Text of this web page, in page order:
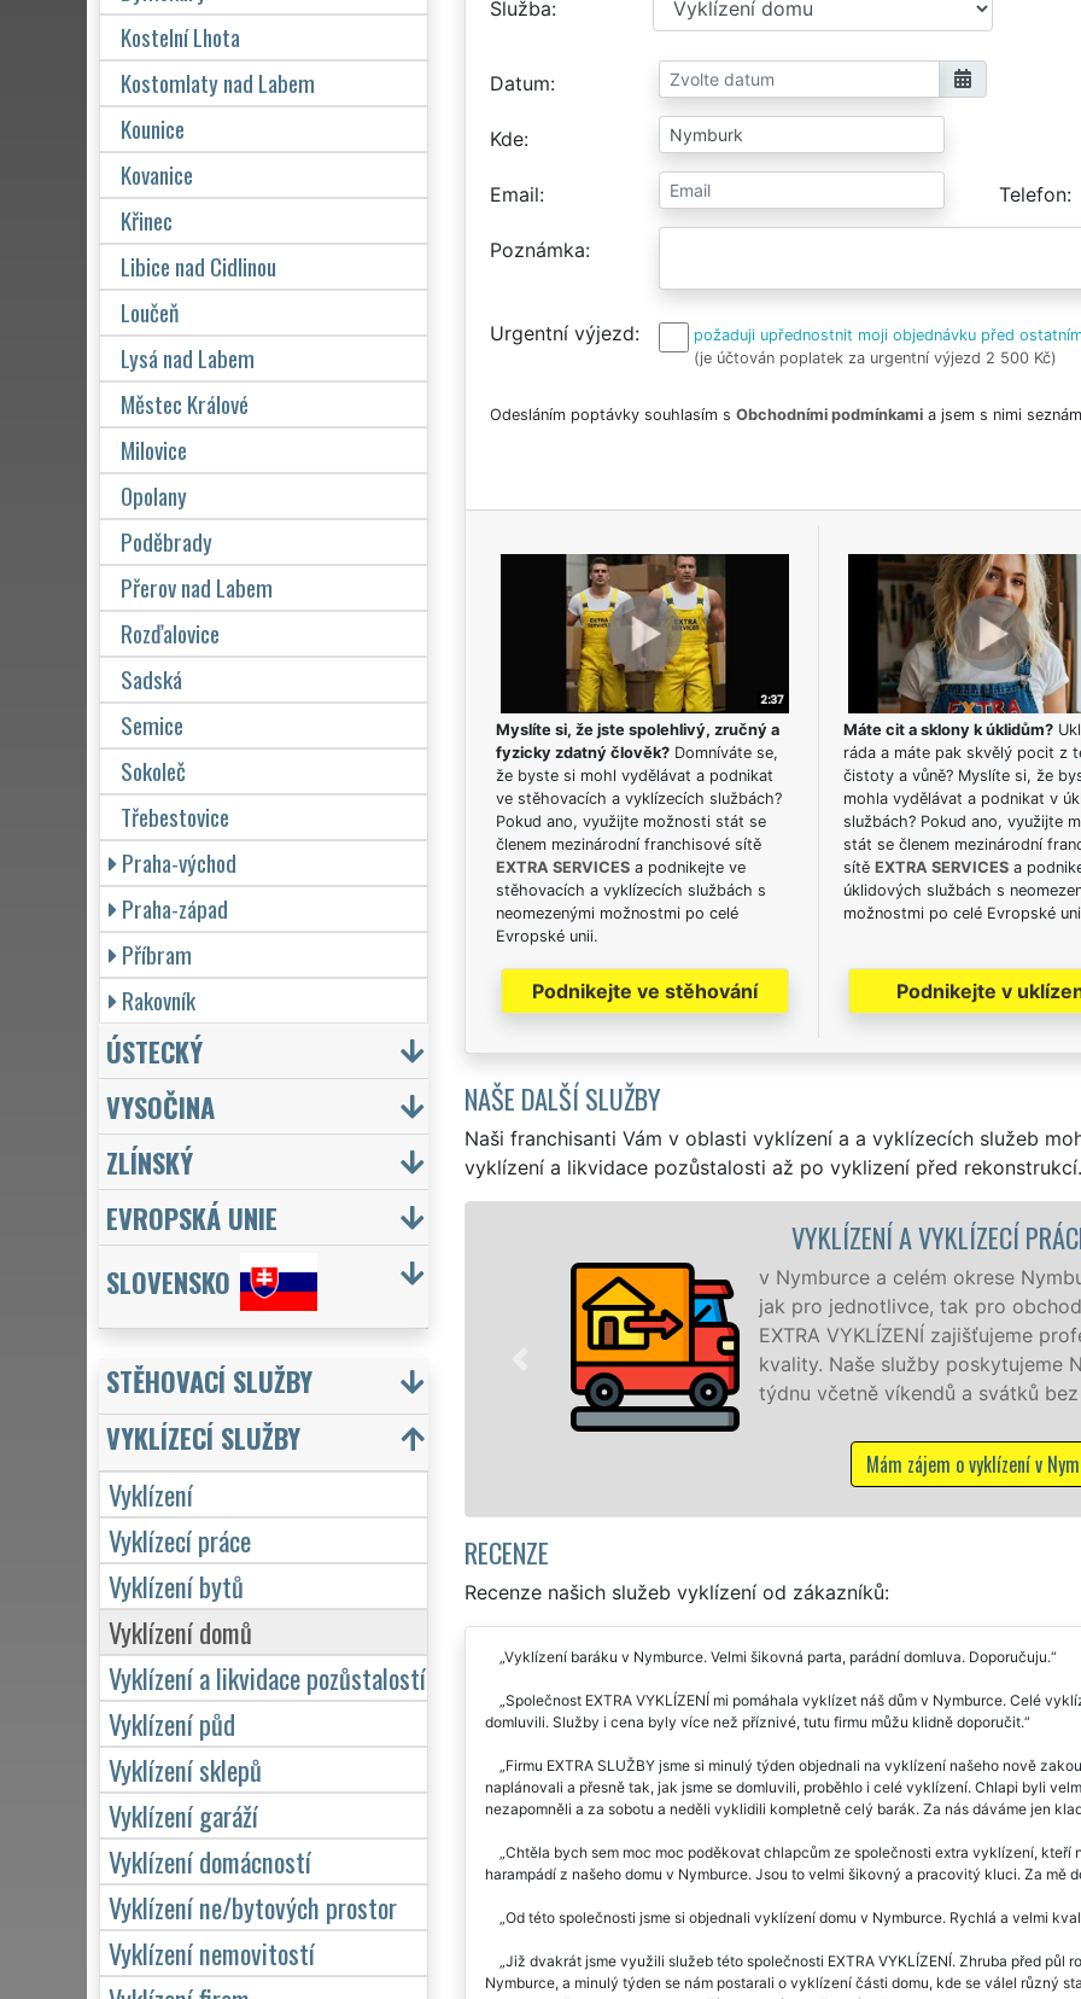
Služba
Datum
Kde
Email Telefon
Poznámka
Urgentní výjezd
požaduji upřednostnit moji objednávku před
(je účtován poplatek za urgentní výjezd 2 500 Kč)
Odesláním poptávky souhlasím s Obchodními podmínkamia jsem s nimi
Myslíte si, že jste spolehlivý, zručný a
fyzicky zdatný člověk?Domníváte se,
že byste si mohl vydělávat a podnikat
ve stěhovacích a vyklízecích službách?
Pokud ano, využijte možnosti stát se
členem mezinárodní franchisové sítě
EXTRA SERVICESa podnikejte ve
stěhovacích a vyklízecích službách s
neomezenými možnostmi po celé
Evropské unii.
Podnikejte ve stěhování
Máte cit a sklony k úklidům?
ráda a máte pak skvělý pocit z
čistoty a vůně? Myslíte si, že
mohla vydělávat a podnikat v
službách? Pokud ano, využijte
stát se členem mezinárodní
sítě EXTRA SERVICESa
úklidových službách s
možnostmi po celé Evropské
Podnikejte v
NAŠE DALŠÍ SLUŽBY
Naši franchisanti Vám v oblasti vyklízení a a vyklízecích služeb
vyklízení a likvidace pozůstalosti až po vyklizení před rekonstrukcí.
VYKLÍZENÍ A VYKLÍZECÍ PRÁCE NYMBURK
v Nymburce a celém okrese Nymburk zajišťujeme služby vyklízení, a to
jak pro jednotlivce, tak pro obchodní společnosti. Pod značkou sítě
EXTRA VYKLÍZENÍ zajišťujeme profesionální a kvalitní servis se zárukou
kvality. Naše služby poskytujeme NON-STOP 24 hodin denně, 7 dní v
týdnu včetně víkendů a svátků bez příplatků.
RECENZE
Recenze našich služeb vyklízení od zákazníků:
Vyklízení baráku v Nymburce. Velmi šikovná parta, parádní domluva. Doporučuju.
Společnost EXTRA VYKLÍZENÍ mi pomáhala vyklízet náš dům v Nymburce. Celé
domluvili. Služby i cena byly více než příznivé, tutu firmu můžu klidně doporučit.
Firmu EXTRA SLUŽBY jsme si minulý týden objednali na vyklízení našeho nově
naplánovali a přesně tak, jak jsme se domluvili, proběhlo i celé vyklízení. Chlapi byli
nezapomněli a za sobotu a neděli vyklidili kompletně celý barák. Za nás dáváme jen
Chtěla bych sem moc moc poděkovat chlapcům ze společnosti extra vyklízení,
harampádí z našeho domu v Nymburce. Jsou to velmi šikovný a pracovitý kluci. Za mě
Od této společnosti jsme si objednali vyklízení domu v Nymburce. Rychlá a velmi
Již dvakrát jsme využili služeb této společnosti EXTRA VYKLÍZENÍ. Zhruba před půl
Nymburce, a minulý týden se nám postarali o vyklízení části domu, kde se válel různý
Kostelní Lhota
Kostomlaty nad Labem
Kounice
Kovanice
Křinec
Libice nad Cidlinou
Loučeň
Lysá nad Labem
Městec Králové
Milovice
Opolany
Poděbrady
Přerov nad Labem
Rozďalovice
Sadská
Semice
Sokoleč
Třebestovice
Praha-východ
Praha-západ
Příbram
Rakovník
ÚSTECKÝ
VYSOČINA
ZLÍNSKÝ
EVROPSKÁ UNIE
SLOVENSKO
STĚHOVACÍ SLUŽBY
VYKLÍZECÍ SLUŽBY
Vyklízení
Vyklízecí práce
Vyklízení bytů
Vyklízení domů
Vyklízení a likvidace pozůstalostí
Vyklízení půd
Vyklízení sklepů
Vyklízení garáží
Vyklízení domácností
Vyklízení ne/bytových prostor
Vyklízení nemovitostí